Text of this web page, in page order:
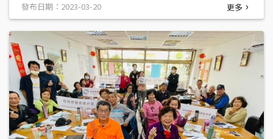
發布日期：2023-03-20 更多